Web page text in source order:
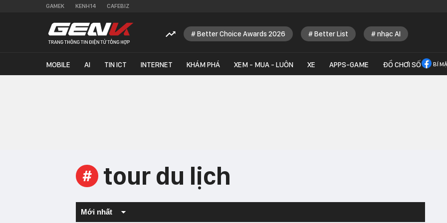
GAMEK KENH14 CAFEBIZ
Better Choice Awards 2026 Better List nhạc AI
MOBILE AI TIN ICT INTERNET KHÁM PHÁ XEM - MUA - LUÔN XE APPS-GAME ĐỒ CHƠI SỐ BÍ
# tour du lịch
Mới nhất